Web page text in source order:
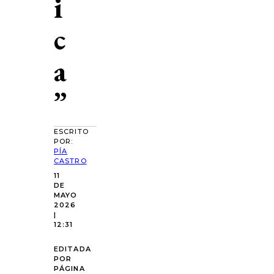
c
a
”
ESCRITO
POR:
PÍA
CASTRO
11
DE
MAYO
2026
|
12:31
EDITADA
POR
PÁGINA